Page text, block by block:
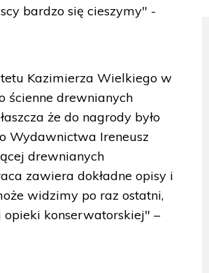
bardzo się cieszymy" -
Kazimierza Wielkiego w
ścienne drewnianych
że do nagrody było
Wydawnictwa Ireneusz
drewnianych
zawiera dokładne opisy i
widzimy po raz ostatni,
opieki konserwatorskiej" –